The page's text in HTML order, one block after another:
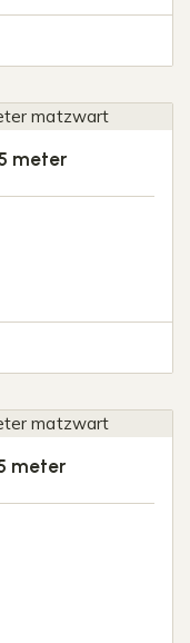
meter
meter